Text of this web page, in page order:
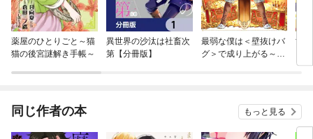
薬屋のひとりごと～猫
猫の後宮謎解き手帳～
異世界の沙汰は社畜次
第【分冊版】
最弱な僕は＜壁抜けバ
グ＞で成り上がる～壁
亡
同じ作者の本 もっと見る